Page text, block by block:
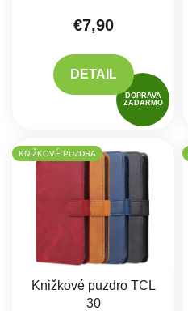
DOPRAVA
ZADARMO
€7,90
DETAIL
KNIŽKOVÉ PUZDRA
Knižkové puzdro TCL
30